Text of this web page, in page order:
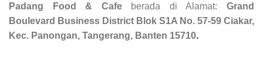
Padang Food & Cafeberada di Alamat: Grand
Boulevard Business District Blok S1A No. 57-59 Ciakar,
Kec. Panongan, Tangerang, Banten 15710.